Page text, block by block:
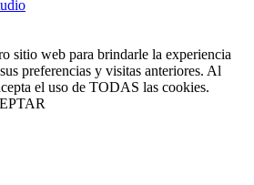
sitio web para brindarle la experiencia
preferencias y visitas anteriores. Al
el uso de TODAS las cookies.